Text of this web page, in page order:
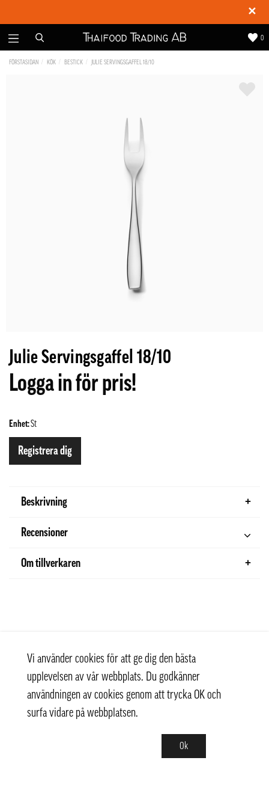
✕
0
FÖRSTASIDAN KÖK BESTICK JULIE SERVINGSGAFFEL 18/10
Julie Servingsgaffel 18/10
Logga in för pris!
Enhet:St
Registrera dig
Beskrivning
Recensioner
Om tillverkaren
Vi använder cookies för att ge dig den bästa
upplevelsen av vår webbplats. Du godkänner
användningen av cookies genom att trycka OK och
surfa vidare på webbplatsen.
Ok